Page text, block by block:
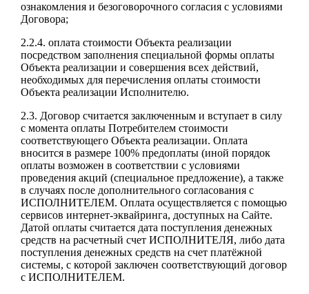
ознакомления и безоговорочного согласия с условиями
Договора;
2.2.4. оплата стоимости Объекта реализации
посредством заполнения специальной формы оплаты
Объекта реализации и совершения всех действий,
необходимых для перечисления оплаты стоимости
Объекта реализации Исполнителю.
2.3. Договор считается заключенным и вступает в силу
с момента оплаты Потребителем стоимости
соответствующего Объекта реализации. Оплата
вносится в размере 100% предоплаты (иной порядок
оплаты возможен в соответствии с условиями
проведения акций (специальное предложение), а также
в случаях после дополнительного согласования с
ИСПОЛНИТЕЛЕМ. Оплата осуществляется с помощью
сервисов интернет-эквайринга, доступных на Сайте.
Датой оплаты считается дата поступления денежных
средств на расчетный счет ИСПОЛНИТЕЛЯ, либо дата
поступления денежных средств на счет платёжной
системы, с которой заключен соответствующий договор
с ИСПОЛНИТЕЛЕМ.